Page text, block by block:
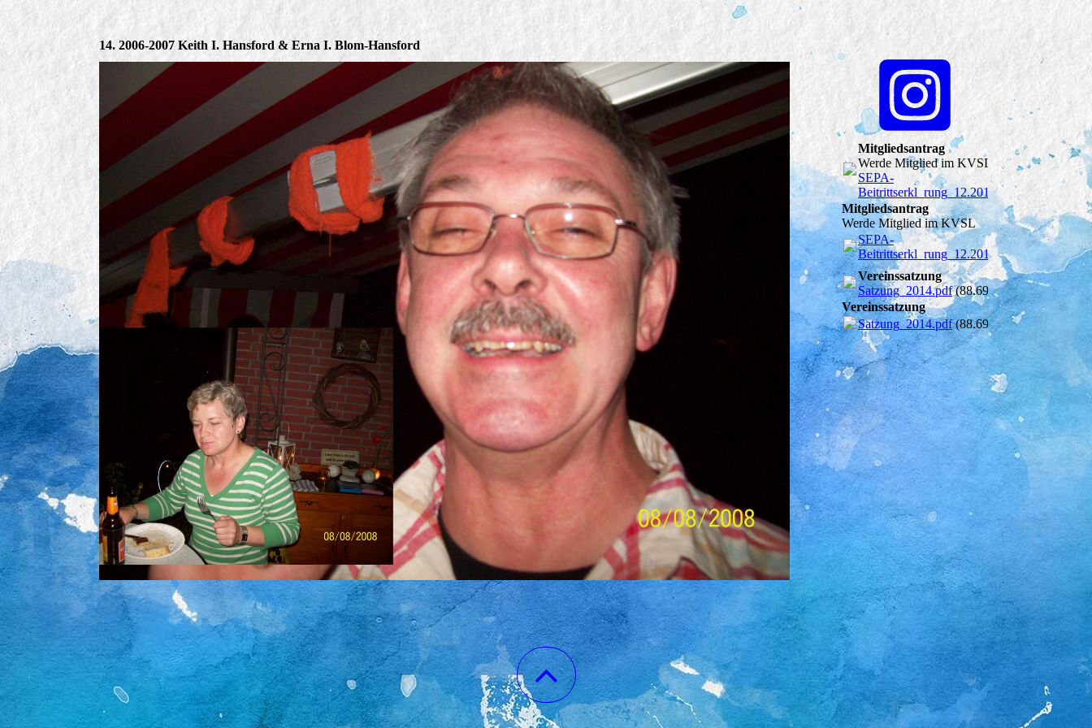
14. 2006-2007 Keith I. Hansford & Erna I. Blom-Hansford
Mitgliedsantrag
Werde Mitglied im KVSL
SEPA-
Beitrittserkl_rung_12.2016.pdf(104.9KB)
Mitgliedsantrag
Werde Mitglied im KVSL
SEPA-
Beitrittserkl_rung_12.2016.pdf(104.9KB)
Vereinssatzung
Satzung_2014.pdf(88.69KB)
Vereinssatzung
Satzung_2014.pdf(88.69KB)